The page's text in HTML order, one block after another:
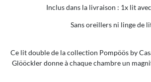
Inclus dans la livraison : 1x lit
Sans oreillers ni linge de
Ce lit double de la collection Pompöös by
Glööckler donne à chaque chambre un